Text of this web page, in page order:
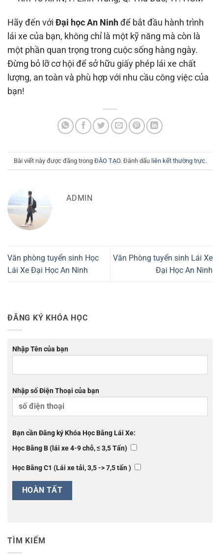
Hãy đến với Đại học An Ninh để bắt đầu hành trình
lái xe của bạn, không chỉ là một kỹ năng mà còn là
một phần quan trọng trong cuộc sống hàng ngày.
Đừng bỏ lỡ cơ hội để sở hữu giấy phép lái xe chất
lượng, an toàn và phù hợp với nhu cầu công việc của
bạn!
Bài viết này được đăng trong ĐÀO TẠO. Đánh dấu liên kết thường trực.
ADMIN
Văn phòng tuyển sinh Học
Lái Xe Đại Học An Ninh
Văn Phòng tuyển sinh Lái Xe
Đại Học An Ninh
ĐĂNG KÝ KHÓA HỌC
Nhập Tên của bạn
Nhập số Điện Thoại của bạn
Bạn cần Đăng ký Khóa Học Bằng Lái Xe:
Học Bằng B (lái xe 4-9 chỗ, ≤ 3,5 Tấn)
Học Bằng C1 (Lái xe tải, 3,5 -> 7,5 tấn )
TÌM KIẾM